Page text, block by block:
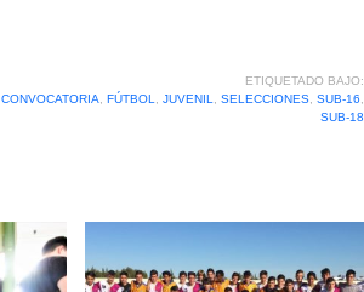
ETIQUETADO BAJO:
CONVOCATORIA FÚTBOL JUVENIL SELECCIONES, SUB-16
SUB-18